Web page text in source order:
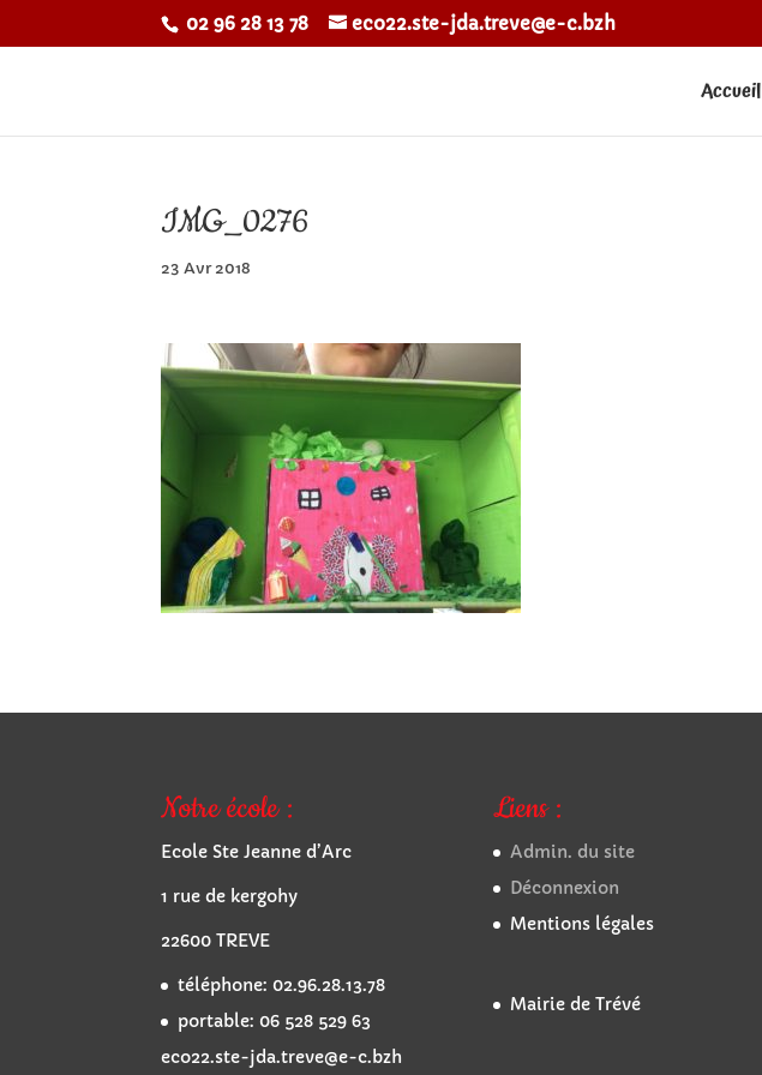
02 96 28 13 78 eco22.ste-jda.treve@e-c.bzh
Accueil
IMG_0276
23 Avr 2018
Notre école :
Ecole Ste Jeanne d’Arc
1 rue de kergohy
22600 TREVE
téléphone: 02.96.28.13.78
portable: 06 528 529 63
eco22.ste-jda.treve@e-c.bzh
Liens :
Admin. du site
Déconnexion
Mentions légales
Mairie de Trévé